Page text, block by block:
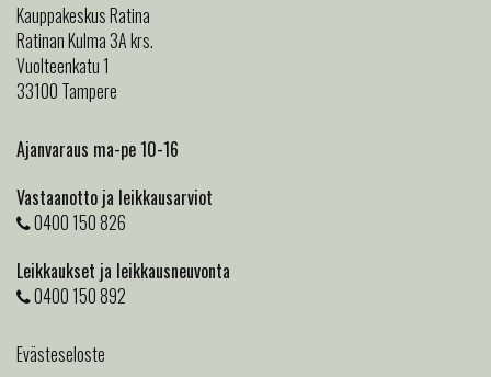
Kauppakeskus Ratina
Ratinan Kulma 3A krs.
Vuolteenkatu 1
33100 Tampere
Ajanvaraus ma-pe 10-16
Vastaanotto ja leikkausarviot
0400 150 826
Leikkaukset ja leikkausneuvonta
0400 150 892
Evästeseloste